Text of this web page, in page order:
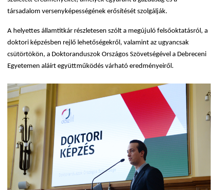
társadalom versenyképességének erősítését szolgálják.
A helyettes államtitkár részletesen szólt a megújuló felsőoktatásról, a
doktori képzésben rejlő lehetőségekről, valamint az ugyancsak
csütörtökön, a Doktoranduszok Országos Szövetségével a Debreceni
Egyetemen aláírt együttműködés várható eredményeiről.